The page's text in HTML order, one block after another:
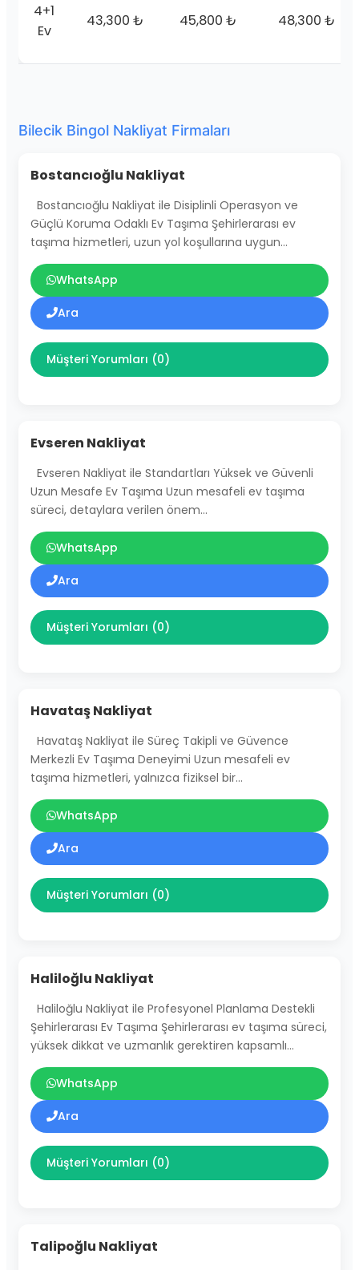
4+1
Ev
43,300 ₺ 45,800 ₺ 48,300 ₺
Bilecik Bingol Nakliyat Firmaları
Bostancıoğlu Nakliyat
Bostancıoğlu Nakliyat ile Disiplinli Operasyon ve
Güçlü Koruma Odaklı Ev Taşıma Şehirlerarası ev
taşıma hizmetleri, uzun yol koşullarına uygun…
WhatsApp
Ara
Müşteri Yorumları (0)
Evseren Nakliyat
Evseren Nakliyat ile Standartları Yüksek ve Güvenli
Uzun Mesafe Ev Taşıma Uzun mesafeli ev taşıma
süreci, detaylara verilen önem…
WhatsApp
Ara
Müşteri Yorumları (0)
Havataş Nakliyat
Havataş Nakliyat ile Süreç Takipli ve Güvence
Merkezli Ev Taşıma Deneyimi Uzun mesafeli ev
taşıma hizmetleri, yalnızca fiziksel bir…
WhatsApp
Ara
Müşteri Yorumları (0)
Haliloğlu Nakliyat
Haliloğlu Nakliyat ile Profesyonel Planlama Destekli
Şehirlerarası Ev Taşıma Şehirlerarası ev taşıma süreci,
yüksek dikkat ve uzmanlık gerektiren kapsamlı…
WhatsApp
Ara
Müşteri Yorumları (0)
Talipoğlu Nakliyat